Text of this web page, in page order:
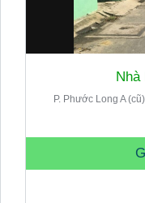
P. Phước Long A